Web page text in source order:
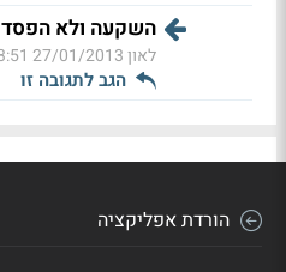
השקעה ולא הפסד
לאון27/01/2013 13:51
הגב לתגובה זו
הורדת אפליקציה